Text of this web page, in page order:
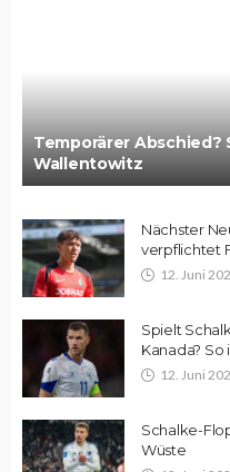
Temporärer Abschied?
Wallentowitz
Nächster
verpflichtet
12. Juni
Spielt
Kanada? So
12. Juni
Schalke-
Wüste